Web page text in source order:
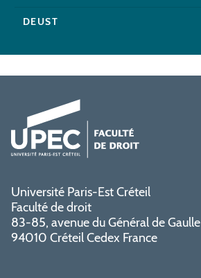
DEUST
Université Paris-Est Créteil
Faculté de droit
83-85, avenue du Général de Gaulle
94010 Créteil Cedex France